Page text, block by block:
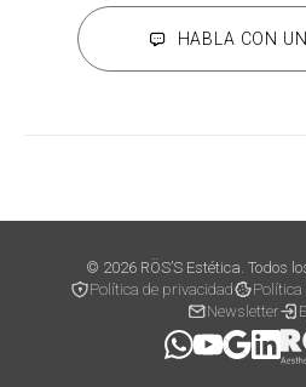
HABLA CON
© 2026 RÖS’S Estética. Todos
Política de privacidad
Política
Newsletter